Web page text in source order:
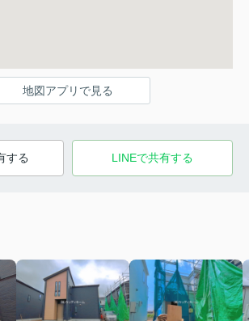
地図アプリで見る
する LINEで共有する